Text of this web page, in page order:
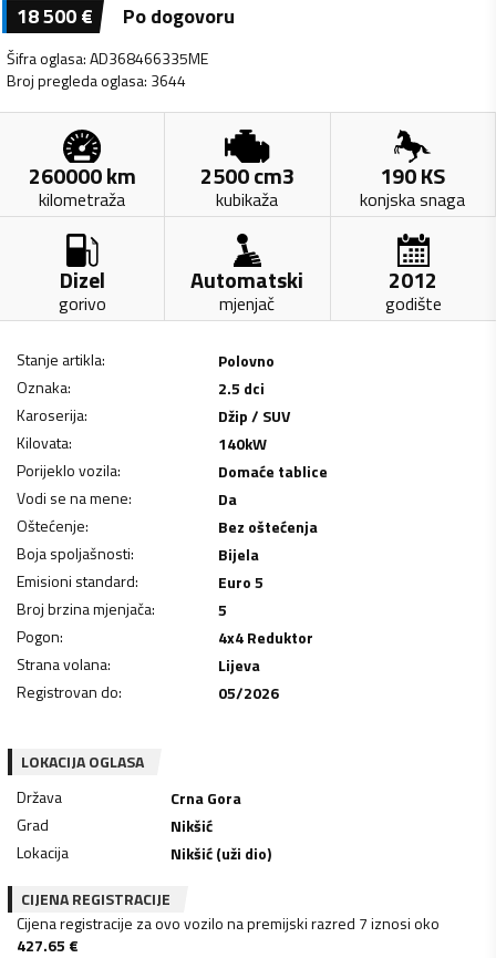
18 500€ Po dogovoru
Šifra oglasa:AD368466335ME
Broj pregleda oglasa: 3644
260000km
kilometraža
2500cm3
kubikaža
190KS
konjska snaga
Dizel
gorivo
Automatski
mjenjač
2012
godište
Stanje artikla:
Polovno
Oznaka:
2.5 dci
Karoserija:
Džip / SUV
Kilovata: 140kW
Porijeklo vozila:
Domaće tablice
Vodi se na mene:
Da
Oštećenje:
Bez oštećenja
Boja spoljašnosti:
Bijela
Emisioni standard:
Euro 5
Broj brzina mjenjača:
5
Pogon:
4x4 Reduktor
Strana volana:
Lijeva
Registrovan do: 05/2026
LOKACIJA OGLASA
Država
Crna Gora
Grad
Nikšić
Lokacija
Nikšić (uži dio)
CIJENA REGISTRACIJE
Cijena registracije za ovo vozilo na premijski razred 7 iznosi oko
427.65 €